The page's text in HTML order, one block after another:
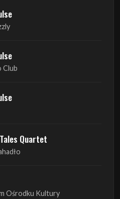
Quartet
Ośrodku Kultury
Quartet